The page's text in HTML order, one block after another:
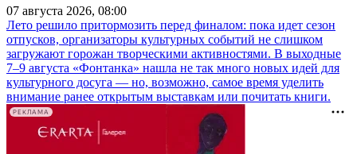
07 августа 2026, 08:00
Лето решило притормозить перед финалом: пока идет сезон
отпусков, организаторы культурных событий не слишком
загружают горожан творческими активностями. В выходные
7–9 августа «Фонтанка» нашла не так много новых идей для
культурного досуга — но, возможно, самое время уделить
внимание ранее открытым выставкам или почитать книги.
РЕКЛАМА